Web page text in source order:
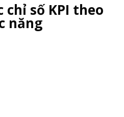
chỉ số KPI theo
năng